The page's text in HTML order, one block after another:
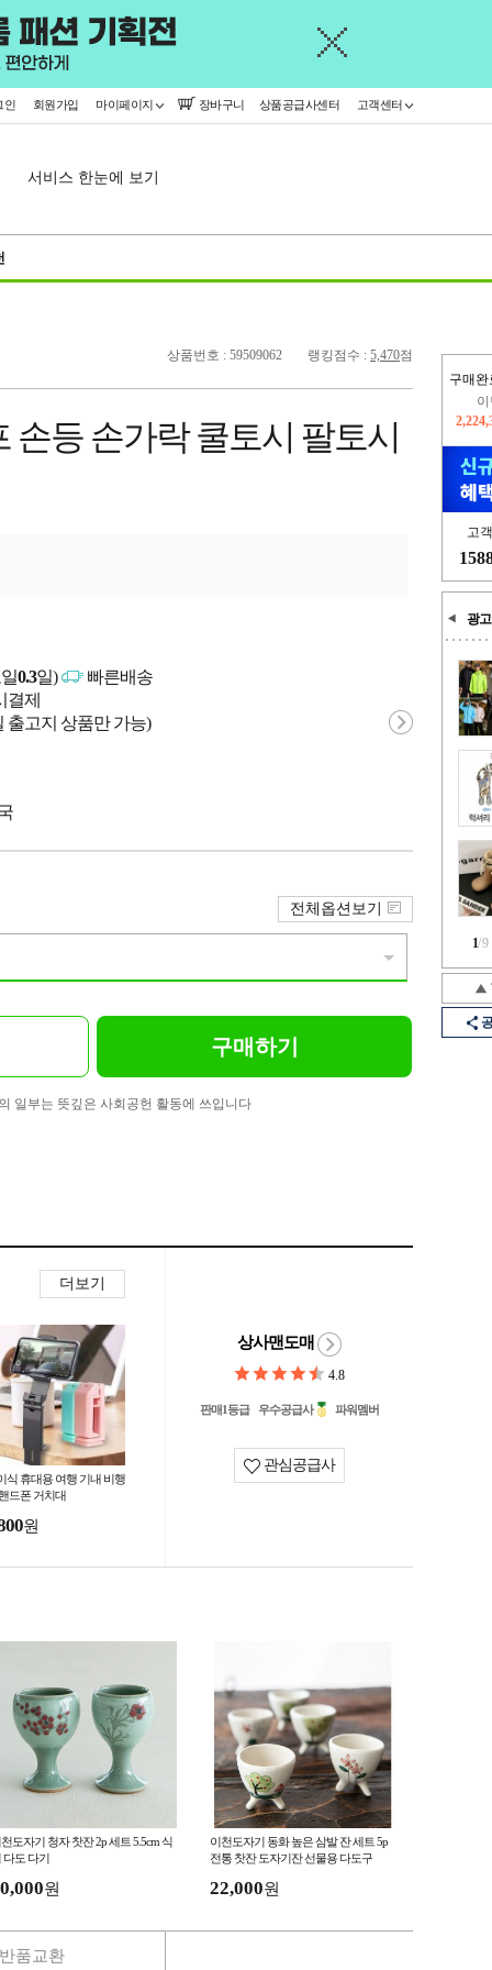
인 회원가입 마이페이지 장바구니 상품공급사센터 고객센터
서비스 한눈에 보기
구매완
고
광고
1/9
상품번호 : 59509062 랭킹점수 : 5,470점
손등 손가락 쿨토시 팔토시
0.3일)
빠른배송
결제
출고지 상품만 가능)
전체옵션보기
구매하기
일부는 뜻깊은 사회공헌 활동에 쓰입니다
더보기
식 휴대용 여행 기내 비행
드폰 거치대
원
상사맨도매
4.8
판매1등급 우수공급사 파워멤버
관심공급사
도자기 청자 찻잔 2p 세트 5.5cm 식
다도 다기
원
이천도자기 동화 높은 삼발 잔 세트 5p
전통 찻잔 도자기잔 선물용 다도구
22,000원
반품교환